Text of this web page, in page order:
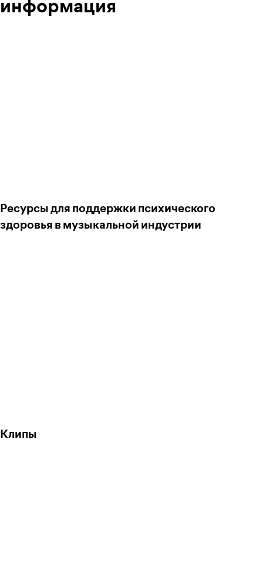
информация
Ресурсы для поддержки психического
здоровья в музыкальной индустрии
Клипы